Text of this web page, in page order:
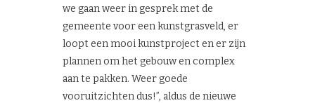
we gaan weer in gesprek met de
gemeente voor een kunstgrasveld, er
loopt een mooi kunstproject en er zijn
plannen om het gebouw en complex
aan te pakken. Weer goede
vooruitzichten dus!”, aldus de nieuwe